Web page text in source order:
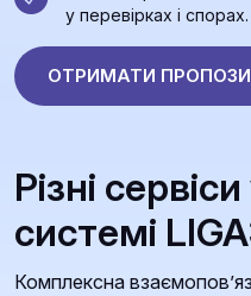
у перевірках і спорах.
ОТРИМАТИ
Різні
системі
Комплексна